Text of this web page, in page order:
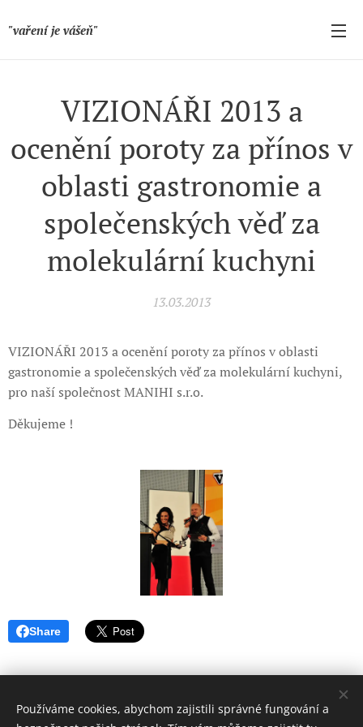
"vaření je vášeň"
VIZIONÁŘI 2013 a
ocenění poroty za přínos v
oblasti gastronomie a
společenských věď za
molekulární kuchyni
13.03.2013
VIZIONÁŘI 2013 a ocenění poroty za přínos v oblasti
gastronomie a společenských věď za molekulární kuchyni,
pro naší společnost MANIHI s.r.o.
Děkujeme !
Share
Používáme cookies, abychom zajistili správné fungování a